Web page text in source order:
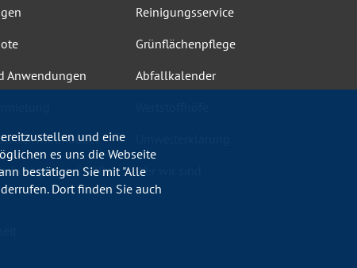
Anwendungen
Schwimmbäder
und AGB
Reinigungsservice
Grünflächenpflege
Abfallkalender
Wer wir sind
und eine
es uns die Webseite
bestätigen Sie mit "Alle
Dort finden Sie auch